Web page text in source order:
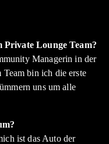
Private Lounge Team?
Managerin in der
bin ich die erste
uns um alle
ist das Auto der